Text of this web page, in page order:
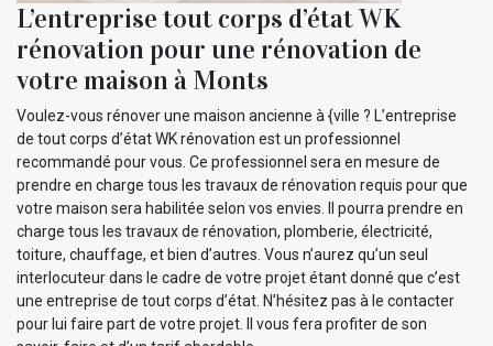
L’entreprise tout corps d’état WK
rénovation pour une rénovation de
votre maison à Monts
Voulez-vous rénover une maison ancienne à {ville ? L’entreprise
de tout corps d’état WK rénovation est un professionnel
recommandé pour vous. Ce professionnel sera en mesure de
prendre en charge tous les travaux de rénovation requis pour que
votre maison sera habilitée selon vos envies. Il pourra prendre en
charge tous les travaux de rénovation, plomberie, électricité,
toiture, chauffage, et bien d’autres. Vous n’aurez qu’un seul
interlocuteur dans le cadre de votre projet étant donné que c’est
une entreprise de tout corps d’état. N’hésitez pas à le contacter
pour lui faire part de votre projet. Il vous fera profiter de son